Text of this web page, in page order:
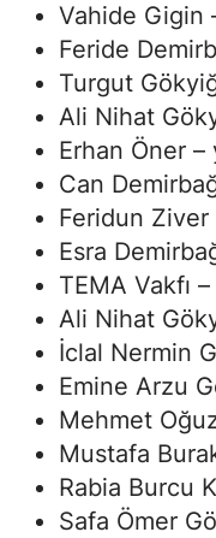
Vahide Gigin
Feride
Turgut
Ali Nihat
Erhan Öner
Can
Feridun
Esra
TEMA Vakfı
Ali Nihat
İclal Nermin
Emine Arzu
Mehmet
Mustafa
Rabia Burcu
Safa Ömer